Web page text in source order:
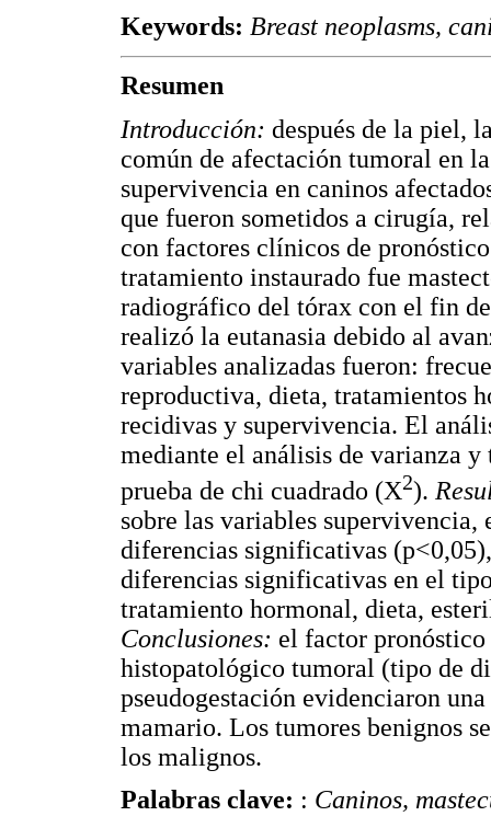
Keywords: Breast neoplasms,
Resumen
Introducción: después de la piel,
común de afectación tumoral en
supervivencia en caninos
que fueron sometidos a cirugía,
con factores clínicos de
tratamiento instaurado fue
radiográfico del tórax con el fin
realizó la eutanasia debido al
variables analizadas fueron:
reproductiva, dieta, tratamientos
recidivas y supervivencia. El
mediante el análisis de varianza y
prueba de chi cuadrado (Χ2).
sobre las variables supervivencia,
diferencias significativas
diferencias significativas en el
tratamiento hormonal, dieta,
Conclusiones: el factor
histopatológico tumoral (tipo de
pseudogestación evidenciaron
mamario. Los tumores benignos
los malignos.
Palabras clave: : Caninos,